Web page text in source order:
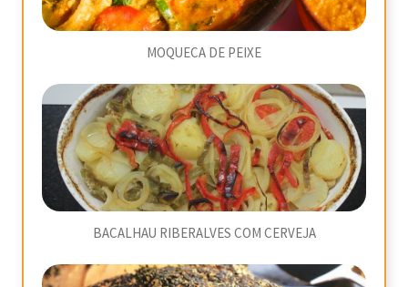
MOQUECA DE PEIXE
BACALHAU RIBERALVES COM CERVEJA